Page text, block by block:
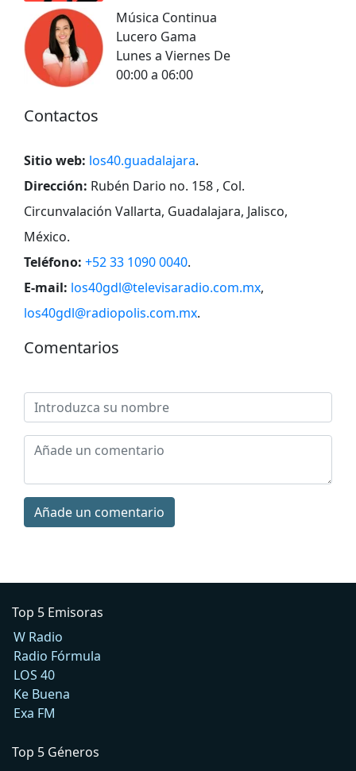
Música Continua
Lucero Gama
Lunes a Viernes De
00:00 a 06:00
Contactos
Sitio web: los40.guadalajara.
Dirección: Rubén Dario no. 158 , Col.
Circunvalación Vallarta, Guadalajara, Jalisco,
México.
Teléfono: +52 33 1090 0040.
E-mail: los40gdl@televisaradio.com.mx,
los40gdl@radiopolis.com.mx.
Comentarios
Añade un comentario
Top 5 Emisoras
W Radio
Radio Fórmula
LOS 40
Ke Buena
Exa FM
Top 5 Géneros